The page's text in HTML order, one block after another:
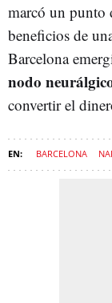
marcó un punto
beneficios de
Barcelona
nodo
convertir el
BARCELONA